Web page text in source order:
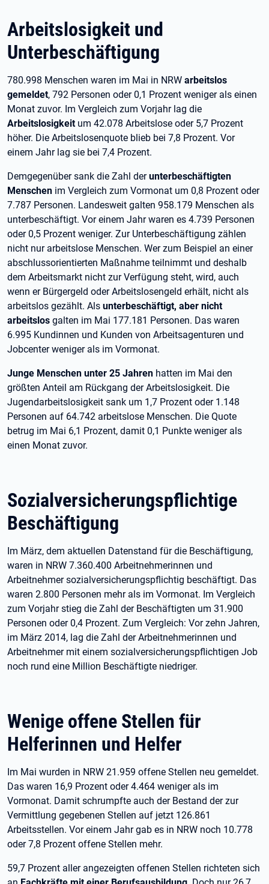
Arbeitslosigkeit und
Unterbeschäftigung
780.998 Menschen waren im Mai in NRW arbeitslos
gemeldet, 792 Personen oder 0,1 Prozent weniger als einen
Monat zuvor. Im Vergleich zum Vorjahr lag die
Arbeitslosigkeit um 42.078 Arbeitslose oder 5,7 Prozent
höher. Die Arbeitslosenquote blieb bei 7,8 Prozent. Vor
einem Jahr lag sie bei 7,4 Prozent.
Demgegenüber sank die Zahl derunterbeschäftigten
Menschen im Vergleich zum Vormonat um 0,8 Prozent oder
7.787 Personen. Landesweit galten 958.179 Menschen als
unterbeschäftigt. Vor einem Jahr waren es 4.739 Personen
oder 0,5 Prozent weniger. Zur Unterbeschäftigung zählen
nicht nur arbeitslose Menschen. Wer zum Beispiel an einer
abschlussorientierten Maßnahme teilnimmt und deshalb
dem Arbeitsmarkt nicht zur Verfügung steht, wird, auch
wenn er Bürgergeld oder Arbeitslosengeld erhält, nicht als
arbeitslos gezählt. Als unterbeschäftigt, aber nicht
arbeitslos galten im Mai 177.181 Personen. Das waren
6.995 Kundinnen und Kunden von Arbeitsagenturen und
Jobcenter weniger als im Vormonat.
Junge Menschen unter 25 Jahren hatten im Mai den
größten Anteil am Rückgang der Arbeitslosigkeit. Die
Jugendarbeitslosigkeit sank um 1,7 Prozent oder 1.148
Personen auf 64.742 arbeitslose Menschen. Die Quote
betrug im Mai 6,1 Prozent, damit 0,1 Punkte weniger als
einen Monat zuvor.
Sozialversicherungspflichtige
Beschäftigung
Im März, dem aktuellen Datenstand für die Beschäftigung,
waren in NRW 7.360.400 Arbeitnehmerinnen und
Arbeitnehmer sozialversicherungspflichtig beschäftigt. Das
waren 2.800 Personen mehr als im Vormonat. Im Vergleich
zum Vorjahr stieg die Zahl der Beschäftigten um 31.900
Personen oder 0,4 Prozent. Zum Vergleich: Vor zehn Jahren,
im März 2014, lag die Zahl der Arbeitnehmerinnen und
Arbeitnehmer mit einem sozialversicherungspflichtigen Job
noch rund eine Million Beschäftigte niedriger.
Wenige offene Stellen für
Helferinnen und Helfer
Im Mai wurden in NRW 21.959 offene Stellen neu gemeldet.
Das waren 16,9 Prozent oder 4.464 weniger als im
Vormonat. Damit schrumpfte auch der Bestand der zur
Vermittlung gegebenen Stellen auf jetzt 126.861
Arbeitsstellen. Vor einem Jahr gab es in NRW noch 10.778
oder 7,8 Prozent offene Stellen mehr.
59,7 Prozent aller angezeigten offenen Stellen richteten sich